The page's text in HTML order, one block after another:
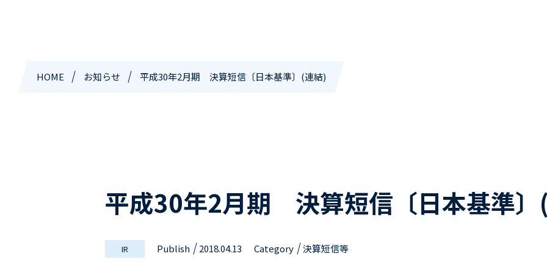
HOME お知らせ 平成30年2月期 決算短信〔日本基準〕(連結)
平成30年2月期 決算短信〔日本基準〕
IR Publish 2018.04.13 Category 決算短信等